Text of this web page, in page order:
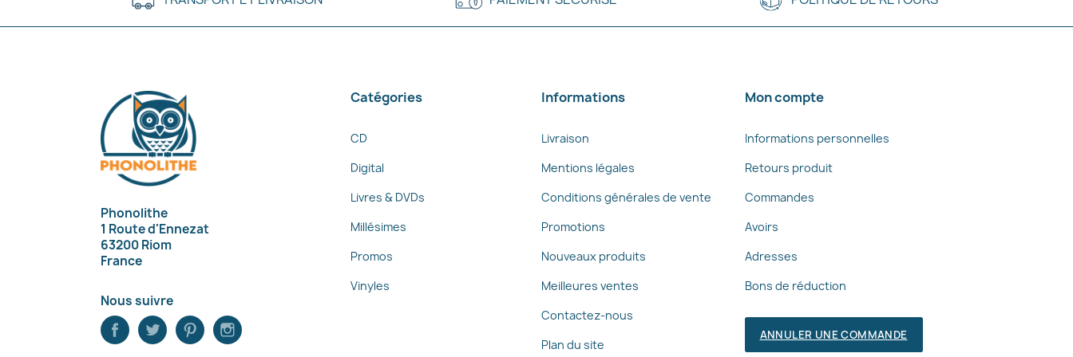
Phonolithe
1 Route d'Ennezat
63200 Riom
France
Nous suivre
Catégories
CD
Digital
Livres & DVDs
Millésimes
Promos
Vinyles
Informations
Livraison
Mentions légales
Conditions générales de vente
Promotions
Nouveaux produits
Meilleures ventes
Contactez-nous
Plan du site
Mon compte
Informations personnelles
Retours produit
Commandes
Avoirs
Adresses
Bons de réduction
ANNULER UNE COMMANDE